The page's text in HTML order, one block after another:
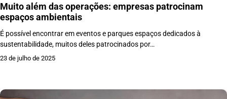
Muito além das operações: empresas patrocinam
espaços ambientais
É possível encontrar em eventos e parques espaços dedicados à
sustentabilidade, muitos deles patrocinados por…
23 de julho de 2025